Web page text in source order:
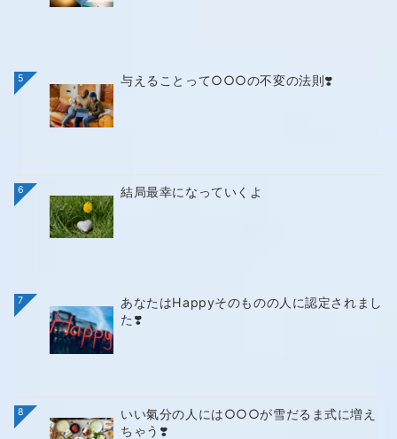
5 与えることって○○○の不変の法則❣️
6 結局最幸になっていくよ
7
あなたはHappyそのものの人に認定されまし
た❣️
8
いい氣分の人には○○○が雪だるま式に増え
ちゃう❣️